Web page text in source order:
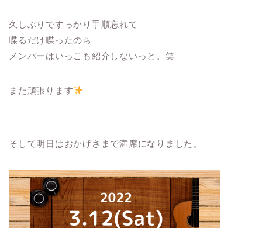
久しぶりですっかり手順忘れて
喋るだけ喋ったのち
メンバーはいっこも紹介しないっと。笑
また頑張ります
そして明日はおかげさまで満席になりました。